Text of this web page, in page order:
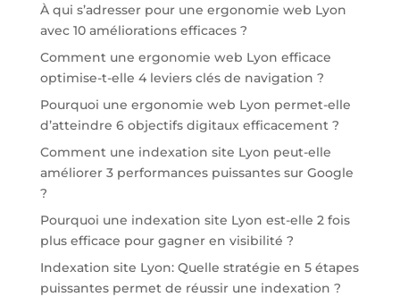
À qui s’adresser pour une ergonomie web Lyon
avec 10 améliorations efficaces ?
Comment une ergonomie web Lyon efficace
optimise-t-elle 4 leviers clés de navigation ?
Pourquoi une ergonomie web Lyon permet-elle
d’atteindre 6 objectifs digitaux efficacement ?
Comment une indexation site Lyon peut-elle
améliorer 3 performances puissantes sur Google
?
Pourquoi une indexation site Lyon est-elle 2 fois
plus efficace pour gagner en visibilité ?
Indexation site Lyon: Quelle stratégie en 5 étapes
puissantes permet de réussir une indexation ?